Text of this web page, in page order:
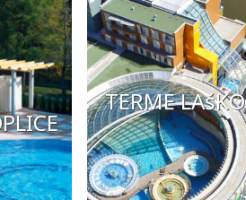
TERME LAšKO